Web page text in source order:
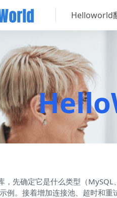
Helloworld
先确定它是什么类型（
例。接着增加连接池、超时和